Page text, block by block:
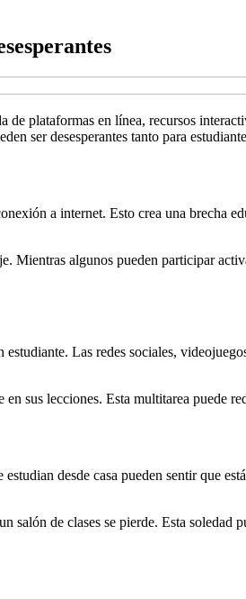
plataformas en línea, recursos
ser desesperantes tanto para
a internet. Esto crea una brecha
Mientras algunos pueden participar
Las redes sociales,
sus lecciones. Esta multitarea puede
desde casa pueden sentir que
salón de clases se pierde. Esta